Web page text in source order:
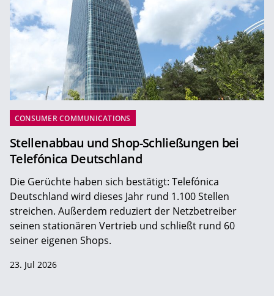
CONSUMER COMMUNICATIONS
Stellenabbau und Shop-Schließungen bei
Telefónica Deutschland
Die Gerüchte haben sich bestätigt: Telefónica
Deutschland wird dieses Jahr rund 1.100 Stellen
streichen. Außerdem reduziert der Netzbetreiber
seinen stationären Vertrieb und schließt rund 60
seiner eigenen Shops.
23. Jul 2026